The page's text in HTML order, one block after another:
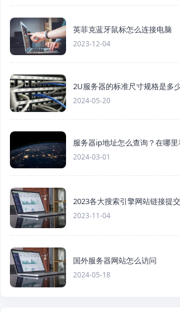
英菲克蓝牙鼠标怎么连接电脑
2023-12-04
2U服务器的标准尺寸规格是多
2024-05-20
服务器ip地址怎么查询？在哪里
2024-03-01
2023各大搜索引擎网站链接提
2023-11-04
国外服务器网站怎么访问
2024-05-18